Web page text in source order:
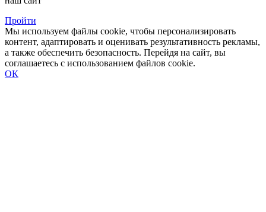
Пройти
Мы используем файлы cookie, чтобы персонализировать
контент, адаптировать и оценивать результативность рекламы,
а также обеспечить безопасность. Перейдя на сайт, вы
соглашаетесь с использованием файлов cookie.
ОК